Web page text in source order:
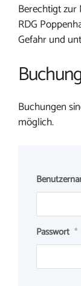
Berechtigt zur
RDG
Gefahr und
Buchungen
möglich.
Passwort *